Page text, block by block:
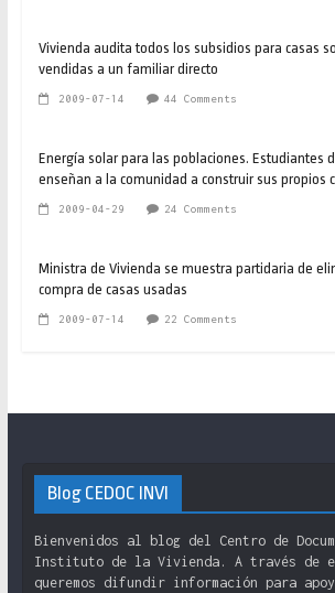
Vivienda audita todos los subsidios para casas
vendidas a un familiar directo
2009-07-14 44 Comments
Energía solar para las poblaciones. Estudiantes
enseñan a la comunidad a construir sus propios
2009-04-29 24 Comments
Ministra de Vivienda se muestra partidaria de
compra de casas usadas
2009-07-14 22 Comments
Blog CEDOC INVI
Bienvenidos al blog del Centro de
Instituto de la Vivienda. A través de
queremos difundir información para